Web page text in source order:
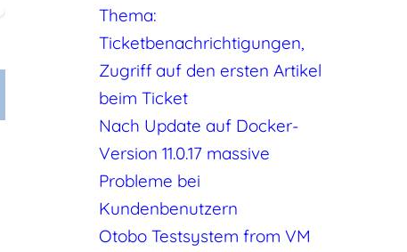
Thema:
Ticketbenachrichtigungen,
Zugriff auf den ersten Artikel
beim Ticket
Nach Update auf Docker-
Version 11.0.17 massive
Probleme bei
Kundenbenutzern
Otobo Testsystem from VM